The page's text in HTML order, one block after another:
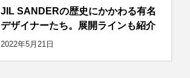
JIL SANDERの歴史にかかわる有名
デザイナーたち。展開ラインも紹介
2022年5月21日